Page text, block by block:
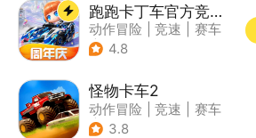
跑跑卡丁车官方竞速版
动作冒险 竞速
赛车
| 跑跑卡丁车
4.8
怪物卡车2
动作冒险 竞速
赛车
| 卡通
3.8